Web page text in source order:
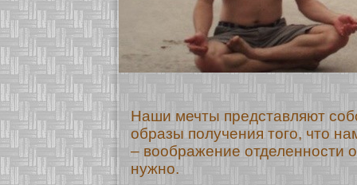
Наши мечты представляют
образы получения того, что
– воображение отделенности
нужно.